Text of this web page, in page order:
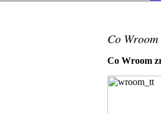
Co
Co Wroom